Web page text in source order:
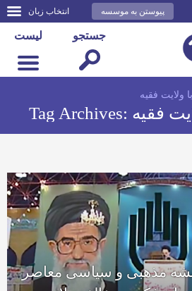
انتخاب زبان پیوستن به موسسه
لیست جستجو
ولایت فقیه
Tag Archives: فقیه
مذهبی و سیاسی معاصر